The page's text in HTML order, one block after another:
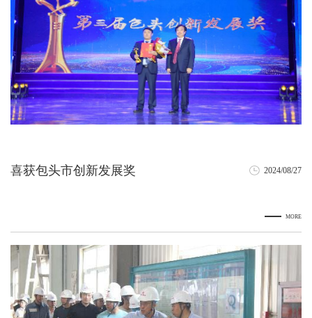
喜获包头市创新发展奖 2024/08/27
MORE